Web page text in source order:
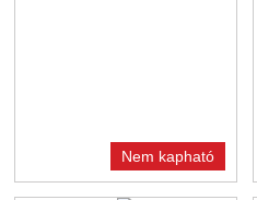
Nem kapható